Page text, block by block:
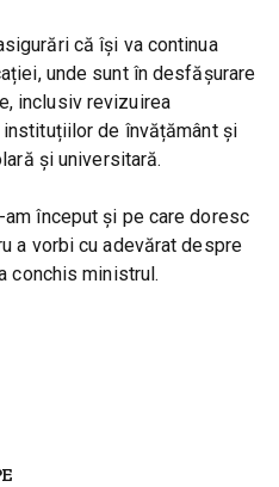
că își va continua
unde sunt în desfășurare
inclusiv revizuirea
de învățământ și
și universitară.
început și pe care doresc
a vorbi cu adevărat despre
conchis ministrul.